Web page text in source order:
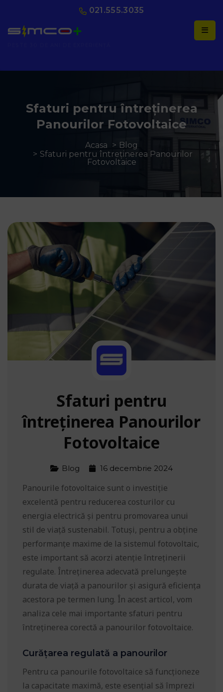
021.555.3035
Sfaturi pentru întreținerea
Panourilor Fotovoltaice
Acasa
Blog
Sfaturi pentru întreținerea Panourilor
Fotovoltaice
Sfaturi pentru
întreținerea Panourilor
Fotovoltaice
Blog 16 decembrie 2024
Panourile fotovoltaice sunt o investiție
excelentă pentru reducerea costurilor cu
energia electrică și pentru promovarea unui
stil de viață sustenabil. Totuși, pentru a obține
performanțe maxime de la sistemul fotovoltaic,
este important să acorzi atenție întreținerii
regulate. Întreținerea adecvată prelungește
durata de viață a panourilor și asigură eficiența
acestora pe termen lung. În acest articol, vom
analiza cele mai importante sfaturi pentru
întreținerea corectă a panourilor fotovoltaice.
Curățarea regulată a panourilor
Pentru ca panourile fotovoltaice să funcționeze
la capacitate maximă, este esențial să împrezi